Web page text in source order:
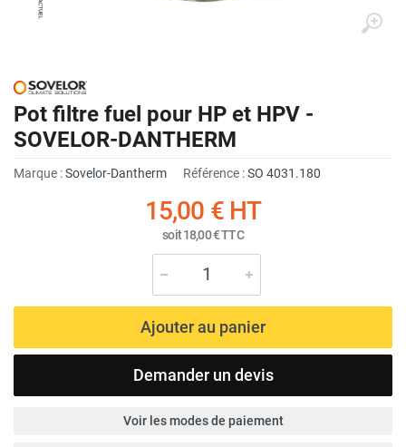
Pot filtre fuel pour HP et HPV -
SOVELOR-DANTHERM
Marque :Sovelor-Dantherm Référence :SO 4031.180
15,00 €HT
soit18,00 €TTC
Ajouter au panier
Demander un devis
Voir les modes de paiement